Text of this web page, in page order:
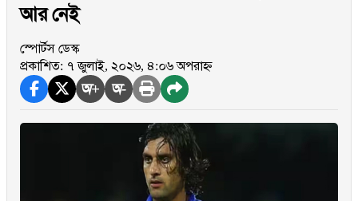
আর নেই
স্পোর্টস ডেস্ক
প্রকাশিত: ৭ জুলাই, ২০২৬, ৪:০৬ অপরাহ্ন
অ+ অ-